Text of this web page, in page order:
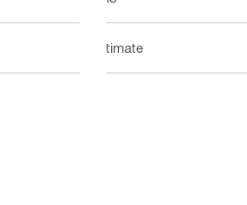
Ultimate